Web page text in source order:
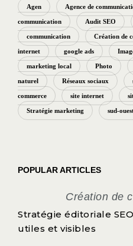
Agen Agence de
communication Audit SEO
communication Création de
internet google ads
marketing local Photo
naturel Réseaux sociaux
commerce site internet
Stratégie marketing sud-
POPULAR ARTICLES
Création de
Stratégie éditoriale
utiles et visibles